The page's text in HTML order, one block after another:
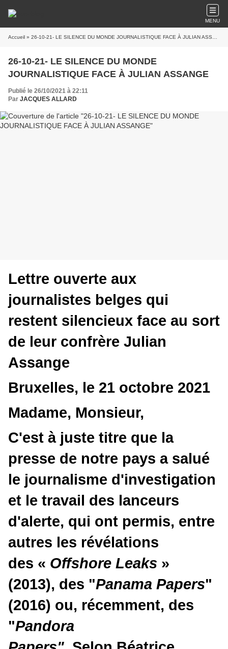
MENU
Accueil » 26-10-21- LE SILENCE DU MONDE JOURNALISTIQUE FACE À JULIAN ASSANGE
26-10-21- LE SILENCE DU MONDE
JOURNALISTIQUE FACE À JULIAN ASSANGE
Publié le 26/10/2021 à 22:11
Par JACQUES ALLARD
Lettre ouverte aux
journalistes belges qui
restent silencieux face au sort
de leur confrère Julian
Assange
Bruxelles, le 21 octobre 2021
Madame, Monsieur,
C'est à juste titre que la
presse de notre pays a salué
le journalisme d'investigation
et le travail des lanceurs
d'alerte, qui ont permis, entre
autres les révélations
des « Offshore Leaks »
(2013), des "Panama Papers"
(2016) ou, récemment, des
"Pandora